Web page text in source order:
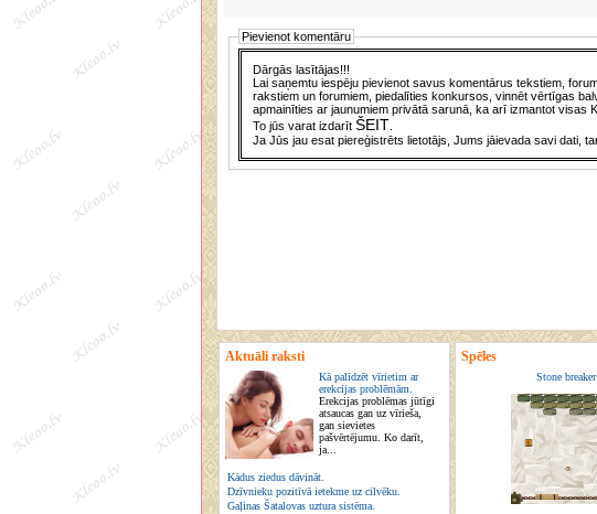
Pievienot komentāru
Dārgās lasītājas!!!
Lai saņemtu iespēju pievienot savus komentārus tekstiem,
rakstiem un forumiem, piedalīties konkursos, vinnēt vērtīgas
apmainīties ar jaunumiem privātā sarunā, ka arī izmantot visas
To jūs varat izdarītŠEIT
Ja Jūs jau esat piereģistrēts lietotājs, Jums jāievada savi dati,
Aktuāli raksti
Kā palīdzēt vīrietim ar
erekcijas problēmām.
Erekcijas problēmas jūtīgi
atsaucas gan uz vīrieša,
gan sievietes
pašvērtējumu. Ko darīt,
ja...
Kādus ziedus dāvināt.
Dzīvnieku pozitīvā ietekme uz cilvēku.
Gaļinas Šatalovas uztura sistēma.
Spēles
Stone breaker